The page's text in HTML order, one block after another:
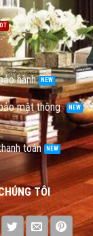
hành
mật thông
toán
TÔI